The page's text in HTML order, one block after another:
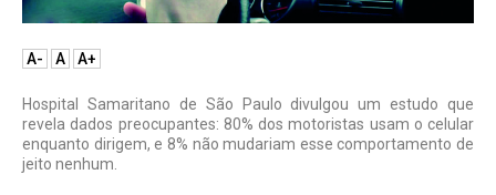
A- A A+
Hospital Samaritano de São Paulo divulgou um estudo que
revela dados preocupantes: 80% dos motoristas usam o celular
enquanto dirigem, e 8% não mudariam esse comportamento de
jeito nenhum.